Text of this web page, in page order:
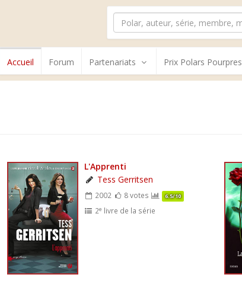
Accueil Forum Partenariats Prix Polars Pourpres
L'Apprenti
Tess Gerritsen
2002 8 votes 6.5/10
2e livre de la série